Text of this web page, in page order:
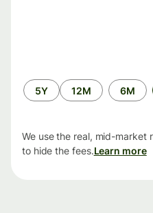
6M
12M
5Y
We use the real, mid-
to hide the fees.Learn more